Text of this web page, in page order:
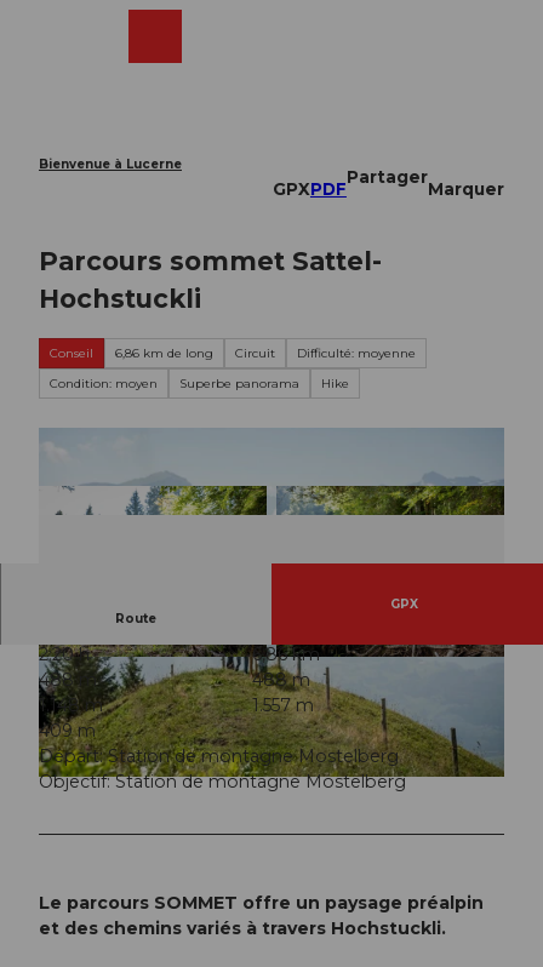
Bienvenue à Lucerne
GPXPDF
Partager
Marquer
Parcours sommet Sattel-
Hochstuckli
Conseil 6,86 km de long Circuit
Difficulté: moyenne
Condition: moyen
Superbe panorama Hike
© Sattel Hochstuckli
© Sattel Hochstuckli © Sattel Hochstuckli
Route
GPX
2:20 h
6,86 km
488 m
488 m
1.148 m
1.557 m
409 m
Départ: Station de montagne Mostelberg
Objectif: Station de montagne Mostelberg
Le parcours SOMMET offre un paysage préalpin
et des chemins variés à travers Hochstuckli.